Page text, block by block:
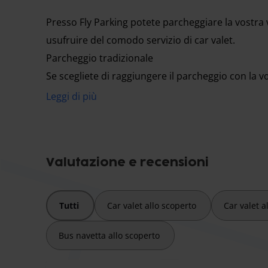
Presso Fly Parking potete parcheggiare la
usufruire del comodo servizio di car valet.
Parcheggio tradizionale
Se scegliete di raggiungere il parcheggio con
proseguire a piedi per l'aeroporto. Il terminal si
a ritirare la vostra auto e ve la riporterà al vostro
Fly Parking Pisa si trova a pochi minuti di
vettura e per raggiungere il terminal basterà
Leggi di più
Valutazione e recensioni
Tutti Car valet allo scoperto Car valet
Bus navetta allo scoperto